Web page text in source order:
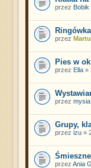
przez Bobik
Ringówka
przez
Pies w
przez Ella»
przez
Grupy,
przez izu»
przez Ania